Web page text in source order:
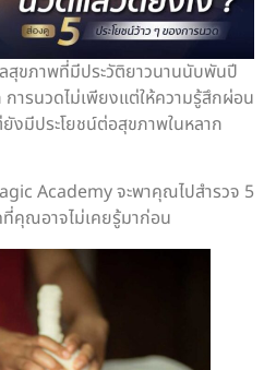
สุขภาพที่มีประวัติยาวนานนับพันปี
ารนวดไม่เพียงแต่ให้ความรู้สึกผ่อน
งมีประโยชน์ต่อสุขภาพในหลาก
Academy จะพาคุณไปสำรวจ 5
ที่คุณอาจไม่เคยรู้มาก่อน